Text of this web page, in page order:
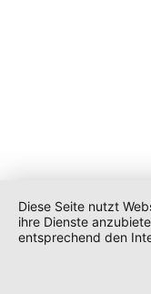
Diese Seite nutzt
ihre Dienste
entsprechend den